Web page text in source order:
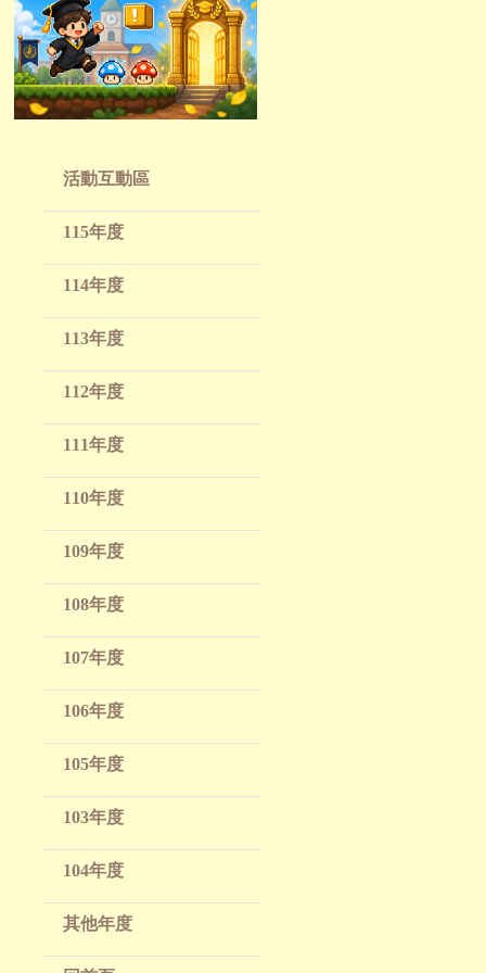
活動互動區
115年度
114年度
113年度
112年度
111年度
110年度
109年度
108年度
107年度
106年度
105年度
103年度
104年度
其他年度